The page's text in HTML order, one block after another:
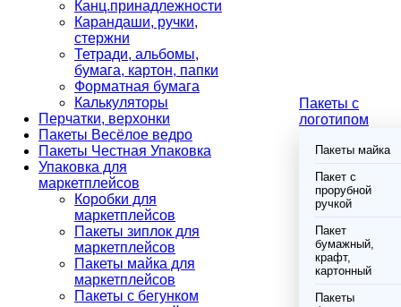
Канц.принадлежности
Карандаши, ручки,
стержни
Тетради, альбомы,
бумага, картон, папки
Форматная бумага
Калькуляторы
Перчатки, верхонки
Пакеты Весёлое ведро
Пакеты Честная Упаковка
Упаковка для
маркетплейсов
Коробки для
маркетплейсов
Пакеты зиплок для
маркетплейсов
Пакеты майка для
маркетплейсов
Пакеты с бегунком
Пакеты с
логотипом
Пакеты майка
Пакет с
прорубной
ручкой
Пакет
бумажный,
крафт,
картонный
Пакеты